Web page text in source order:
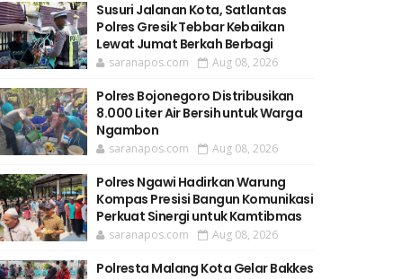
Susuri Jalanan Kota, Satlantas
Polres Gresik Tebbar Kebaikan
Lewat Jumat Berkah Berbagi
saranapos.com Aug 08, 2026
Polres Bojonegoro Distribusikan
8.000 Liter Air Bersih untuk Warga
Ngambon
saranapos.com Aug 08, 2026
Polres Ngawi Hadirkan Warung
Kompas Presisi Bangun Komunikasi
Perkuat Sinergi untuk Kamtibmas
saranapos.com Aug 08, 2026
Polresta Malang Kota Gelar Bakkes